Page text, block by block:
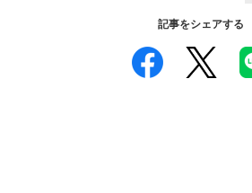
記事をシェアする